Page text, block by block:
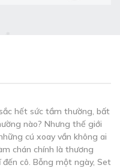
hết sức tầm thường, bất
nào? Nhưng thế giới
cú xoay vần không ai
chán chính là thương
cô. Bỗng một ngày, Set